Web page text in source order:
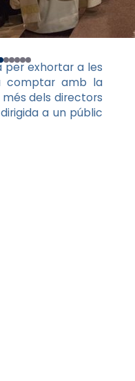
per exhortar a les
comptar amb la
més dels directors
a un públic